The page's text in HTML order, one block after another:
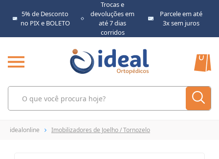
5% de Desconto
no PIX e BOLETO
Trocas e
devoluções em
até 7 dias
corridos
Parcele em até
3x sem juros
idealonline Imobilizadores de Joelho / Tornozelo